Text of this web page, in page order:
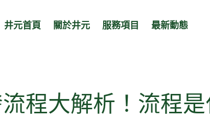
井元首頁 關於井元 服務項目 最新動態
程大解析！流程